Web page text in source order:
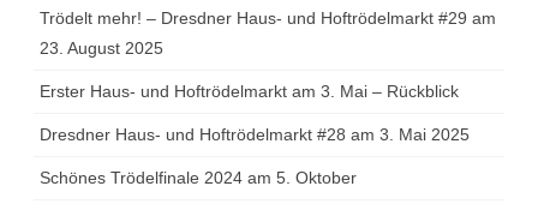
Trödelt mehr! – Dresdner Haus- und Hoftrödelmarkt #29 am
23. August 2025
Erster Haus- und Hoftrödelmarkt am 3. Mai – Rückblick
Dresdner Haus- und Hoftrödelmarkt #28 am 3. Mai 2025
Schönes Trödelfinale 2024 am 5. Oktober